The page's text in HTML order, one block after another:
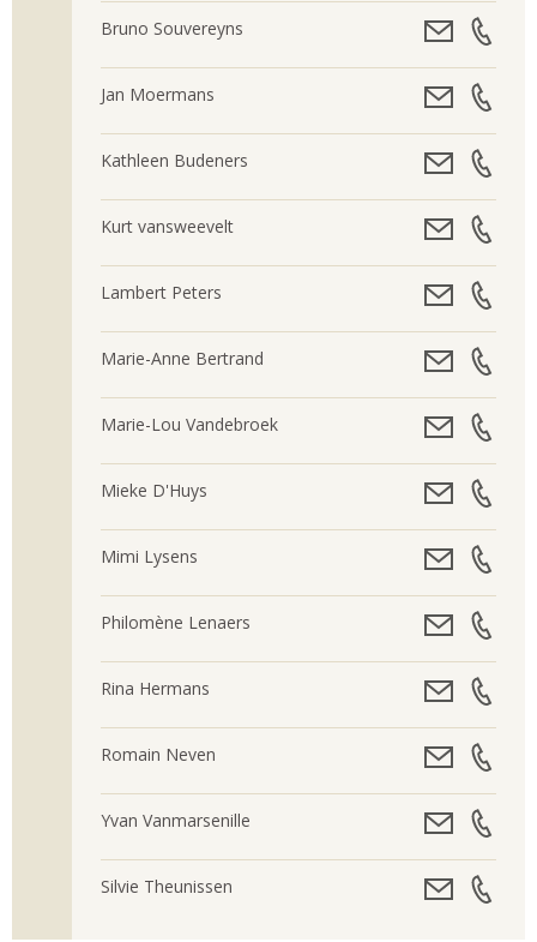
Bruno Souvereyns
Jan Moermans
Kathleen Budeners
Kurt vansweevelt
Lambert Peters
Marie-Anne Bertrand
Marie-Lou Vandebroek
Mieke D'Huys
Mimi Lysens
Philomène Lenaers
Rina Hermans
Romain Neven
Yvan Vanmarsenille
Silvie Theunissen